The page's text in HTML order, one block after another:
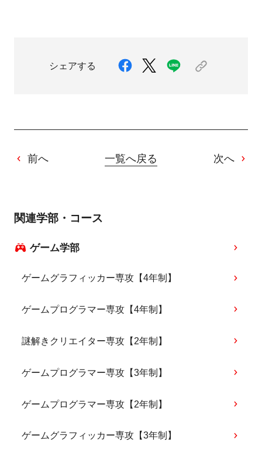
シェアする
前へ 一覧へ戻る 次へ
関連学部・コース
ゲーム学部
ゲームグラフィッカー専攻【4年制】
ゲームプログラマー専攻【4年制】
謎解きクリエイター専攻【2年制】
ゲームプログラマー専攻【3年制】
ゲームプログラマー専攻【2年制】
ゲームグラフィッカー専攻【3年制】